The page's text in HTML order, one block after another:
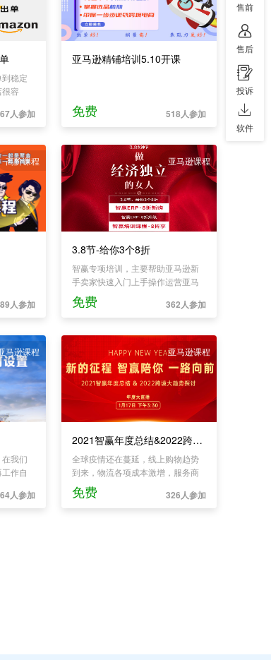
稳定
容
也很
到四
架类目
做好分
铺就能
人参加
亚马逊精铺培训5.10开课
免费 518人参加
高阶课程
人参加
亚马逊课程
3.8节-给你3个8折
智赢专项培训，主要帮助亚马逊新
手卖家快速入门上手操作运营亚马
逊。亚马逊开店规则深度解析，现
场深度剖析注册规则，让你卖货快
软件功能全方面讲解，助你玩赚亚
马逊，让跨境电商更简单。
免费 362人参加
马逊课程
我们
作自
？对
卖家来
人参加
亚马逊课程
2021智赢年度总结&2022跨境电商大趋势探讨
全球疫情还在蔓延，线上购物趋势
到来，物流各项成本激增，服务商
赢得资本青睐，半年融资规模超百
亿，行业卖家迎来一波“封号潮”，行
免费 326人参加
售前
售后
投诉
软件